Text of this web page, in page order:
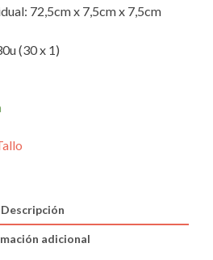
72,5cm x 7,5cm x 7,5cm
(30 x 1)
Descripción
adicional